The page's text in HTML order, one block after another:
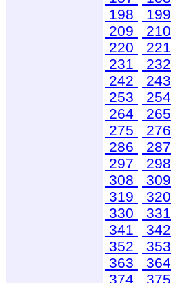
198
199
209
210
220
221
231
232
242
243
253
254
264
265
275
276
286
287
297
298
308
309
319
320
330
331
341
342
352
353
363
364
374
375